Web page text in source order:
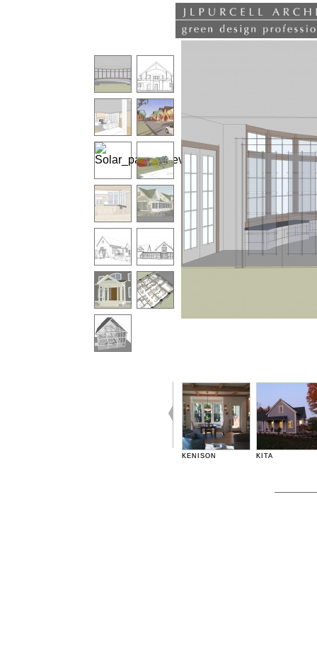
KENISON KITA